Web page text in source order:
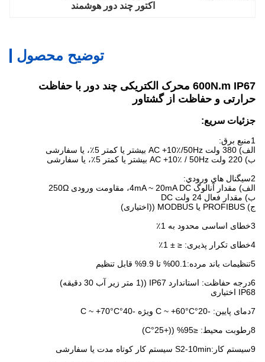
اکتور چند دور هوشمند
توضیح محصول
600N.m IP67 محرک الکتریکی چند دور با حفاظت
حرارتی و حفاظت از گشتاور
جزئیات سریع:
الف) 380 ولت AC +10٪/50Hz بیشتر یا کمتر 5٪، یا سفارشی
ب) 220 ولت AC +10٪ / 50Hz بیشتر یا کمتر 5٪، یا سفارشی
الف) مقدار آنالوگ 4mA ~ 20mA DC، مقاومت ورودی 250Ω
ب) مقدار فعال 24 ولت DC
ج) PROFIBUS یا MODBUS ((اختیاری)
4خطای تکرار پذیری: ≤ ± 1٪
5تنظیمات باند مرده:00.1% تا 9.9% قابل تنظیم
6درجه حفاظت: استاندارد IP67 ((1 متر زیر آب 30 دقیقه)
IP68 اختیاری
8رطوبت محیط: ≤95% ((+25°C)
9سیستم کار:S2-10min سیستم کار کوتاه مدت یا سفارشی